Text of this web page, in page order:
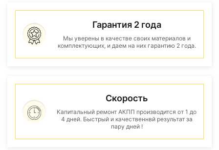
Гарантия 2 года
Мы уверены в качестве своих материалов и
комплектующих, и даем на них гарантию 2 года.
Скорость
Капитальный ремонт АКПП производится от 1 до
4 дней. Быстрый и качественнвй результат за
пару дней !